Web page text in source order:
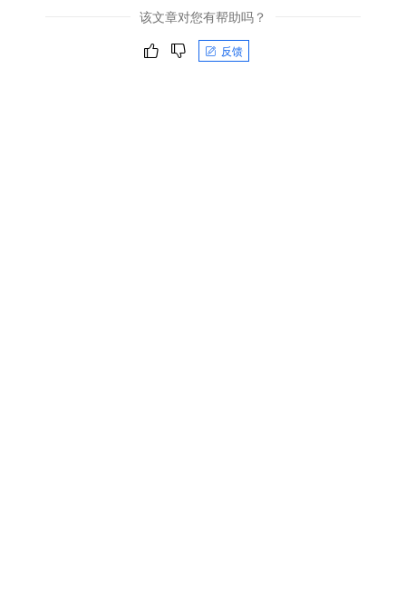
该文章对您有帮助吗？
反馈